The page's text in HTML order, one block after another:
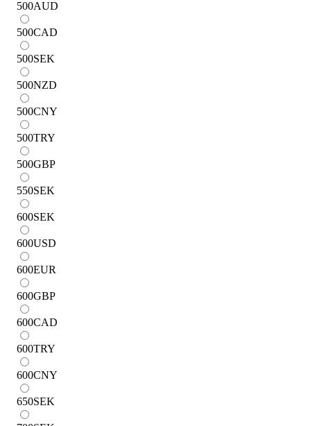
500AUD
500CAD
500SEK
500NZD
500CNY
500TRY
500GBP
550SEK
600SEK
600USD
600EUR
600GBP
600CAD
600TRY
600CNY
650SEK